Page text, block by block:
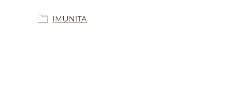
IMUNITA